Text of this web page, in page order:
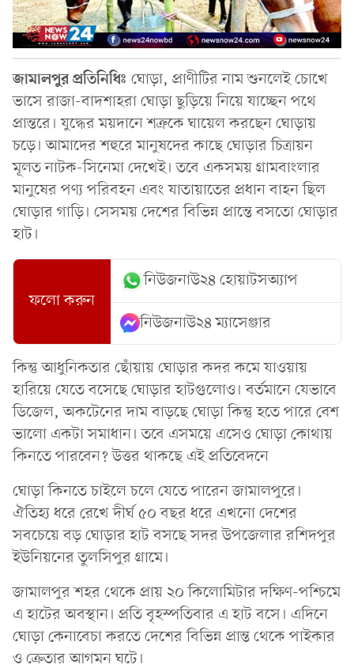
জামালপুর প্রতিনিধিঃ ঘোড়া, প্রাণীটির নাম শুনলেই চোখে
ভাসে রাজা-বাদশাহরা ঘোড়া ছুড়িয়ে নিয়ে যাচ্ছেন পথে
প্রান্তরে। যুদ্ধের ময়দানে শত্রুকে ঘায়েল করছেন ঘোড়ায়
চড়ে। আমাদের শহুরে মানুষদের কাছে ঘোড়ার চিত্রায়ন
মূলত নাটক-সিনেমা দেখেই। তবে একসময় গ্রামবাংলার
মানুষের পণ্য পরিবহন এবং যাতায়াতের প্রধান বাহন ছিল
ঘোড়ার গাড়ি। সেসময় দেশের বিভিন্ন প্রান্তে বসতো ঘোড়ার
হাট।
ফলো করুন
নিউজনাউ২৪ হোয়াটসঅ্যাপ
নিউজনাউ২৪ ম্যাসেঞ্জার
কিন্তু আধুনিকতার ছোঁয়ায় ঘোড়ার কদর কমে যাওয়ায়
হারিয়ে যেতে বসেছে ঘোড়ার হাটগুলোও। বর্তমানে যেভাবে
ডিজেল, অকটেনের দাম বাড়ছে ঘোড়া কিন্তু হতে পারে বেশ
ভালো একটা সমাধান। তবে এসময়ে এসেও ঘোড়া কোথায়
কিনতে পারবেন? উত্তর থাকছে এই প্রতিবেদনে
ঘোড়া কিনতে চাইলে চলে যেতে পারেন জামালপুরে।
ঐতিহ্য ধরে রেখে দীর্ঘ ৫০ বছর ধরে এখনো দেশের
সবচেয়ে বড় ঘোড়ার হাট বসছে সদর উপজেলার রশিদপুর
ইউনিয়নের তুলসিপুর গ্রামে।
জামালপুর শহর থেকে প্রায় ২০ কিলোমিটার দক্ষিণ-পশ্চিমে
এ হাটের অবস্থান। প্রতি বৃহস্পতিবার এ হাট বসে। এদিনে
ঘোড়া কেনাবেচা করতে দেশের বিভিন্ন প্রান্ত থেকে পাইকার
ও ক্রেতার আগমন ঘটে।